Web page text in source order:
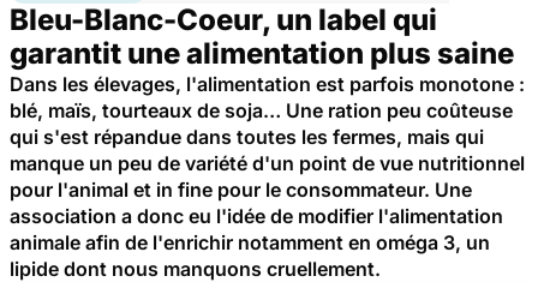
Bleu-Blanc-Coeur, un label qui
garantit une alimentation plus saine
Dans les élevages, l'alimentation est parfois monotone :
blé, maïs, tourteaux de soja… Une ration peu coûteuse
qui s'est répandue dans toutes les fermes, mais qui
manque un peu de variété d'un point de vue nutritionnel
pour l'animal et in fine pour le consommateur. Une
association a donc eu l'idée de modifier l'alimentation
animale afin de l'enrichir notamment en oméga 3, un
lipide dont nous manquons cruellement.